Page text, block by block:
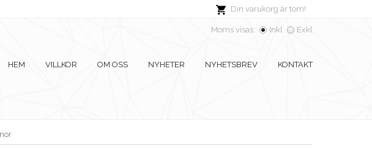
Din varukorg är tom!
Moms visas: Inkl Exkl
HEM VILLKOR OM OSS NYHETER NYHETSBREV KONTAKT